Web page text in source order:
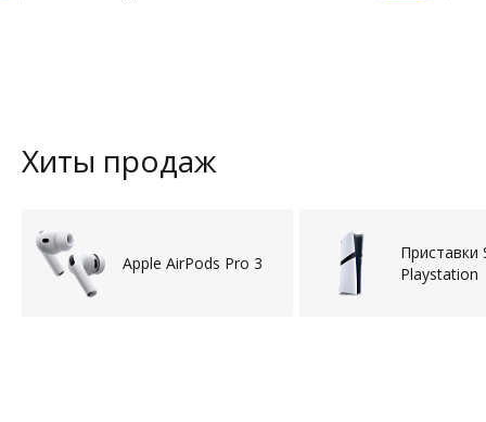
Хиты продаж
Apple AirPods Pro 3
Приставки
Playstation